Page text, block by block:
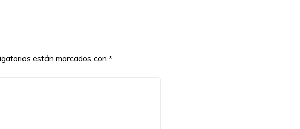
están marcados con *